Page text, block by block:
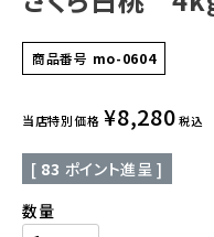
商品番号 mo-0604
当店特別価格 ¥8,280 税込
[ 83 ポイント進呈 ]